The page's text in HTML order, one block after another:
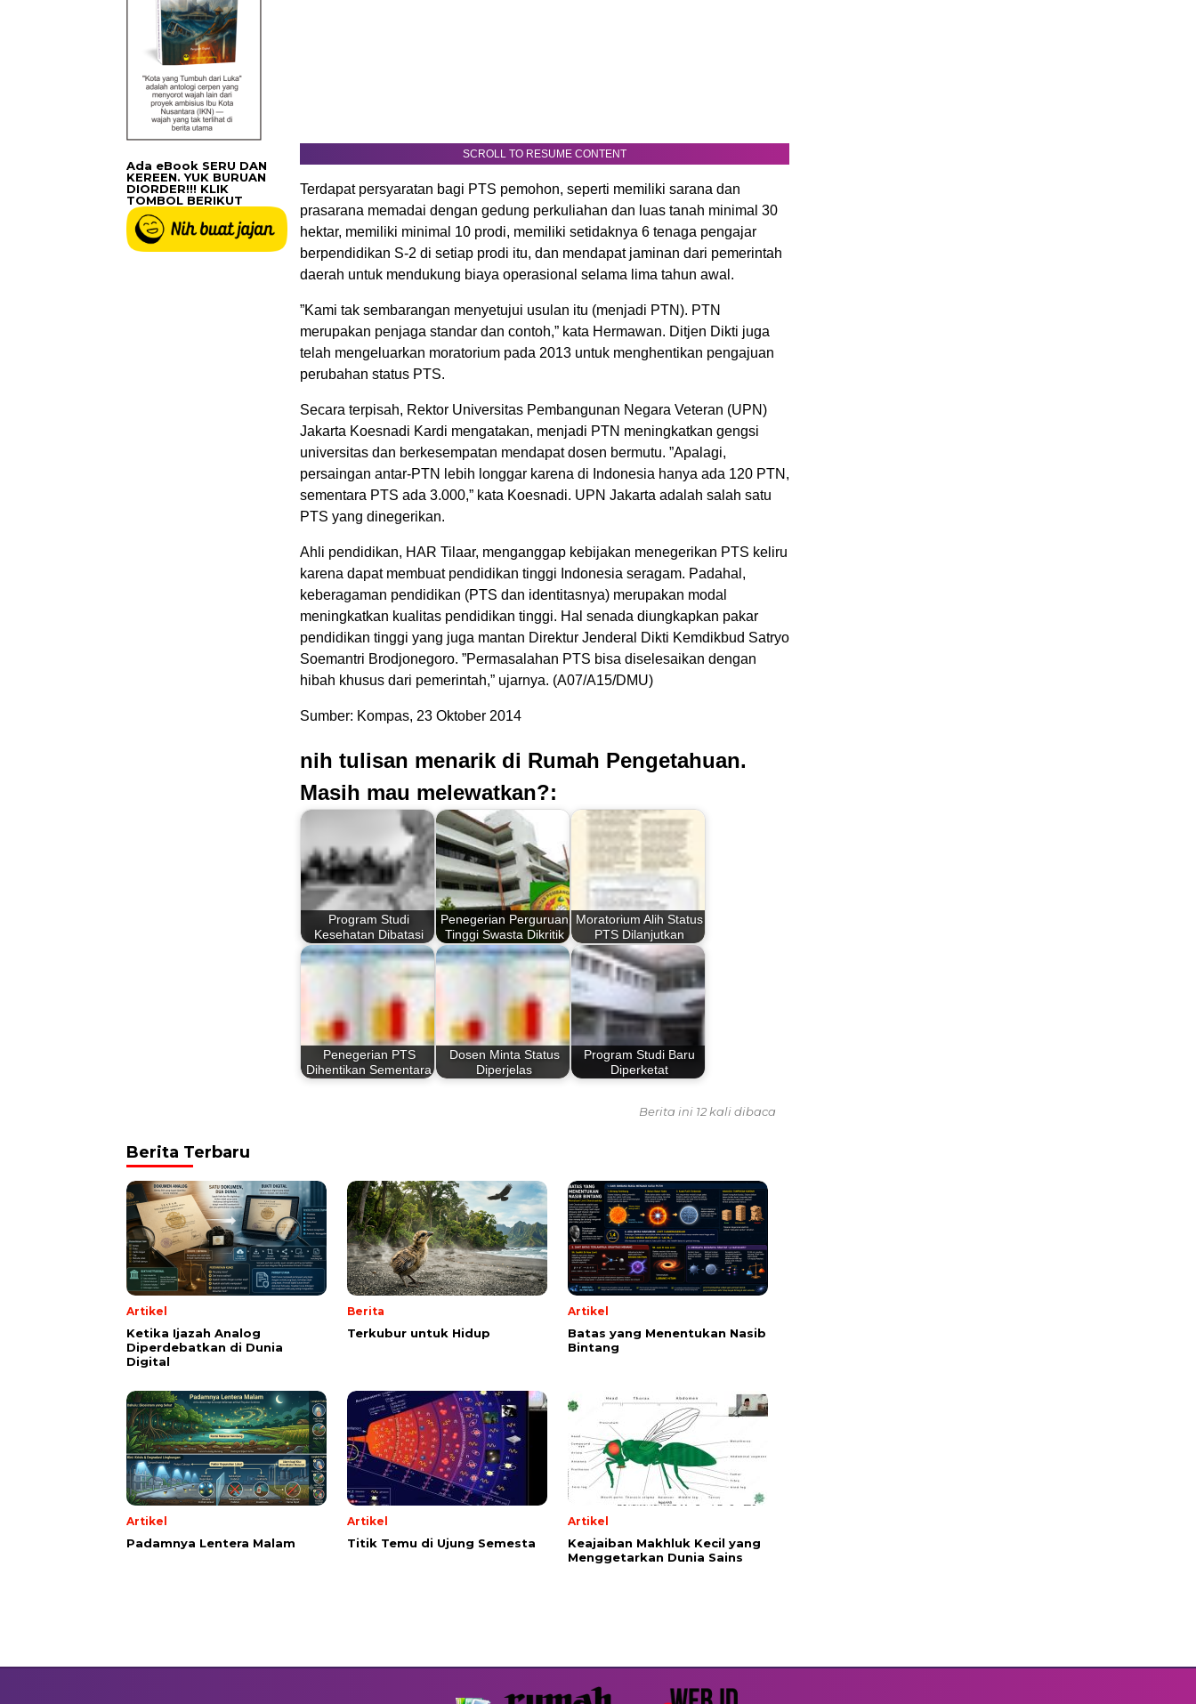
SCROLL TO RESUME CONTENT
Terdapat persyaratan bagi PTS pemohon, seperti memiliki sarana dan
prasarana memadai dengan gedung perkuliahan dan luas tanah minimal 30
hektar, memiliki minimal 10 prodi, memiliki setidaknya 6 tenaga pengajar
berpendidikan S-2 di setiap prodi itu, dan mendapat jaminan dari pemerintah
daerah untuk mendukung biaya operasional selama lima tahun awal.
”Kami tak sembarangan menyetujui usulan itu (menjadi PTN). PTN
merupakan penjaga standar dan contoh,” kata Hermawan. Ditjen Dikti juga
telah mengeluarkan moratorium pada 2013 untuk menghentikan pengajuan
perubahan status PTS.
Secara terpisah, Rektor Universitas Pembangunan Negara Veteran (UPN)
Jakarta Koesnadi Kardi mengatakan, menjadi PTN meningkatkan gengsi
universitas dan berkesempatan mendapat dosen bermutu. ”Apalagi,
persaingan antar-PTN lebih longgar karena di Indonesia hanya ada 120 PTN,
sementara PTS ada 3.000,” kata Koesnadi. UPN Jakarta adalah salah satu
PTS yang dinegerikan.
Ahli pendidikan, HAR Tilaar, menganggap kebijakan menegerikan PTS keliru
karena dapat membuat pendidikan tinggi Indonesia seragam. Padahal,
keberagaman pendidikan (PTS dan identitasnya) merupakan modal
meningkatkan kualitas pendidikan tinggi. Hal senada diungkapkan pakar
pendidikan tinggi yang juga mantan Direktur Jenderal Dikti Kemdikbud Satryo
Soemantri Brodjonegoro. ”Permasalahan PTS bisa diselesaikan dengan
hibah khusus dari pemerintah,” ujarnya. (A07/A15/DMU)
Sumber: Kompas, 23 Oktober 2014
nih tulisan menarik di Rumah Pengetahuan.
Masih mau melewatkan?:
Program Studi
Kesehatan Dibatasi
Penegerian Perguruan
Tinggi Swasta Dikritik
Moratorium Alih Status
PTS Dilanjutkan
Penegerian PTS
Dihentikan Sementara
Dosen Minta Status
Diperjelas
Program Studi Baru
Diperketat
Ada eBook SERU DAN
KEREEN. YUK BURUAN
DIORDER!!! KLIK
TOMBOL BERIKUT
Berita ini 12 kali dibaca
Berita Terbaru
Artikel
Ketika Ijazah Analog
Diperdebatkan di Dunia
Digital
Berita
Terkubur untuk Hidup
Artikel
Batas yang Menentukan Nasib
Bintang
Artikel
Padamnya Lentera Malam
Artikel
Titik Temu di Ujung Semesta
Artikel
Keajaiban Makhluk Kecil yang
Menggetarkan Dunia Sains